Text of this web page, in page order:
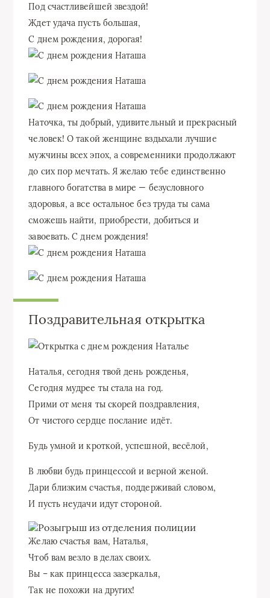
Под счастливейшей звездой!
Ждет удача пусть большая,
С днем рождения, дорогая!
Наточка, ты добрый, удивительный и прекрасный
человек! О такой женщине вздыхали лучшие
мужчины всех эпох, а современники продолжают
до сих пор мечтать. Я желаю тебе единственно
главного богатства в мире — безусловного
здоровья, а все остальное без труда ты сама
сможешь найти, приобрести, добиться и
завоевать. С днем рождения!
Поздравительная открытка
Наталья, сегодня твой день рожденья,
Сегодня мудрее ты стала на год.
Прими от меня ты скорей поздравления,
От чистого сердце послание идёт.
Будь умной и кроткой, успешной, весёлой,
В любви будь принцессой и верной женой.
Дари близким счастья, поддерживай словом,
И пусть неудачи идут стороной.
Желаю счастья вам, Наталья,
Чтоб вам везло в делах своих.
Вы – как принцесса зазеркалья,
Так не похожи на других!